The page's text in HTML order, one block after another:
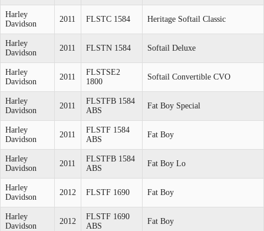
Harley
Davidson
2011 FLSTC 1584 Heritage Softail Classic
Harley
Davidson
2011 FLSTN 1584 Softail Deluxe
Harley
Davidson
2011
FLSTSE2
1800
Softail Convertible CVO
Harley
Davidson
2011
FLSTFB 1584
ABS
Fat Boy Special
Harley
Davidson
2011
FLSTF 1584
ABS
Fat Boy
Harley
Davidson
2011
FLSTFB 1584
ABS
Fat Boy Lo
Harley
Davidson
2012 FLSTF 1690 Fat Boy
Harley
Davidson
2012
FLSTF 1690
ABS
Fat Boy